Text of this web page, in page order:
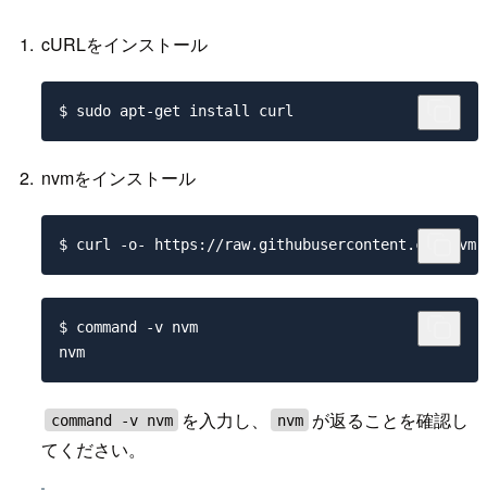
cURLをインストール
nvmをインストール
$ command -v nvm
command -v nvm を入力し、 nvm が返ることを確認し
てください。